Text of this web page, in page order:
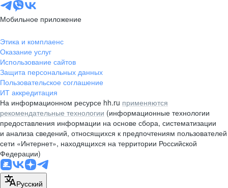
Мобильное приложение
Этика и комплаенс
Оказание услуг
Использование сайтов
Защита персональных данных
Пользовательское соглашение
ИТ аккредитация
На информационном ресурсе hh.ru применяются
рекомендательные технологии (информационные технологии
предоставления информации на основе сбора, систематизации
и анализа сведений, относящихся к предпочтениям пользователей
сети «Интернет», находящихся на территории Российской
Федерации)
Русский